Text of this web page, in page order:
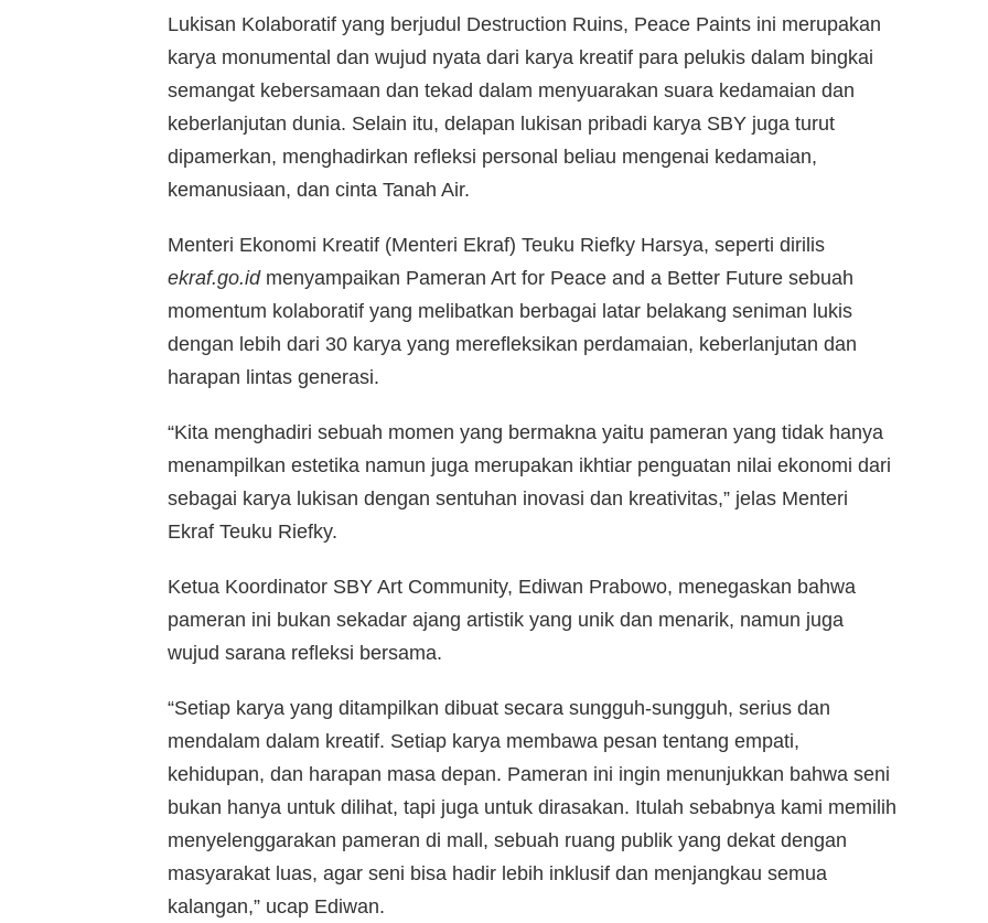
Lukisan Kolaboratif yang berjudul Destruction Ruins, Peace Paints ini merupakan
karya monumental dan wujud nyata dari karya kreatif para pelukis dalam bingkai
semangat kebersamaan dan tekad dalam menyuarakan suara kedamaian dan
keberlanjutan dunia. Selain itu, delapan lukisan pribadi karya SBY juga turut
dipamerkan, menghadirkan refleksi personal beliau mengenai kedamaian,
kemanusiaan, dan cinta Tanah Air.
Menteri Ekonomi Kreatif (Menteri Ekraf) Teuku Riefky Harsya, seperti dirilis
ekraf.go.idmenyampaikan Pameran Art for Peace and a Better Future sebuah
momentum kolaboratif yang melibatkan berbagai latar belakang seniman lukis
dengan lebih dari 30 karya yang merefleksikan perdamaian, keberlanjutan dan
harapan lintas generasi.
“Kita menghadiri sebuah momen yang bermakna yaitu pameran yang tidak hanya
menampilkan estetika namun juga merupakan ikhtiar penguatan nilai ekonomi dari
sebagai karya lukisan dengan sentuhan inovasi dan kreativitas,” jelas Menteri
Ekraf Teuku Riefky.
Ketua Koordinator SBY Art Community, Ediwan Prabowo, menegaskan bahwa
pameran ini bukan sekadar ajang artistik yang unik dan menarik, namun juga
wujud sarana refleksi bersama.
“Setiap karya yang ditampilkan dibuat secara sungguh-sungguh, serius dan
mendalam dalam kreatif. Setiap karya membawa pesan tentang empati,
kehidupan, dan harapan masa depan. Pameran ini ingin menunjukkan bahwa seni
bukan hanya untuk dilihat, tapi juga untuk dirasakan. Itulah sebabnya kami memilih
menyelenggarakan pameran di mall, sebuah ruang publik yang dekat dengan
masyarakat luas, agar seni bisa hadir lebih inklusif dan menjangkau semua
kalangan,” ucap Ediwan.